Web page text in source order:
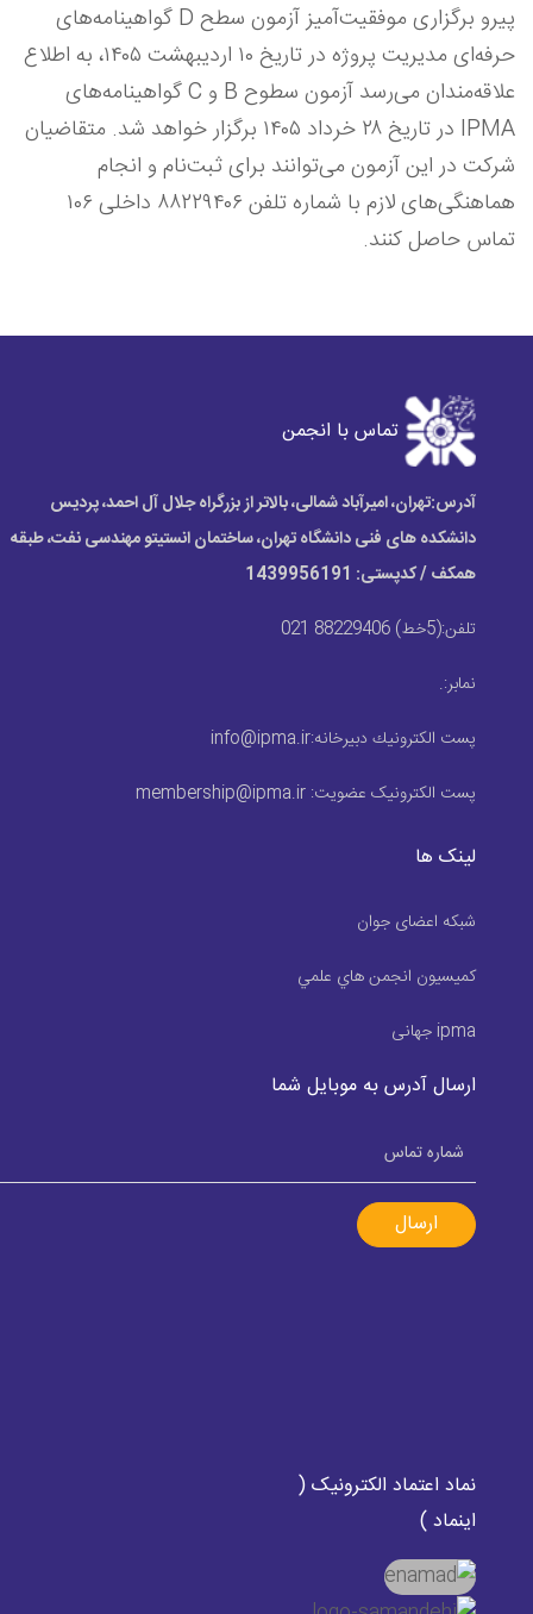
پیرو برگزاری موفقیت‌آمیز آزمون سطحD گواهینامه‌های
حرفه‌ای مدیریت پروژه در تاریخ ۱۰ اردیبهشت ۱۴۰۵، به اطلاع
علاقه‌مندان می‌رسد آزمون سطوحB و C گواهینامه‌های
IPMA
در تاریخ ۲۸ خرداد ۱۴۰۵ برگزار خواهد شد. متقاضیان
شرکت در این آزمون می‌توانند برای ثبت‌نام و انجام
هماهنگی‌های لازم با شماره تلفن ۸۸۲۲۹۴۰۶ داخلی ۱۰۶
تماس حاصل کنند.
تماس با انجمن
آدرس:تهران، امیرآباد شمالی، بالاتر از بزرگراه جلال آل احمد، پردیس
دانشکده های فنی دانشگاه تهران، ساختمان انستیتو مهندسی نفت، طبقه
همکف / کدپستی: 1439956191
تلفن:(5خط) 88229406 021
نمابر:.
پست الكترونيك دبیرخانه:info@ipma.ir
پست الکترونیک عضویت:membership@ipma.ir
لینک ها
شبکه اعضای جوان
كميسيون انجمن هاي علمي
ipma جهانی
ارسال آدرس به موبایل شما
ارسال
نماد اعتماد الکترونیک (
اینماد )